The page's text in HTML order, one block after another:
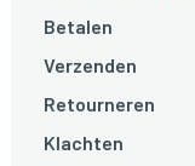
Betalen
Verzenden
Retourneren
Klachten